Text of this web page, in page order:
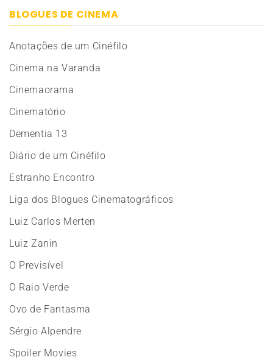
BLOGUES DE CINEMA
Anotações de um Cinéfilo
Cinema na Varanda
Cinemaorama
Cinematório
Dementia 13
Diário de um Cinéfilo
Estranho Encontro
Liga dos Blogues Cinematográficos
Luiz Carlos Merten
Luiz Zanin
O Previsível
O Raio Verde
Ovo de Fantasma
Sérgio Alpendre
Spoiler Movies